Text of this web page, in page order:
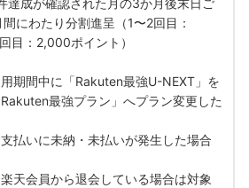
達成が確認された月の3か月後末日ご
にわたり分割進呈（1〜2回目：
目：2,000ポイント）
期間中に「Rakuten最強U-NEXT」を
最強プラン」へプラン変更した
払いに未納・未払いが発生した場合
天会員から退会している場合は対象